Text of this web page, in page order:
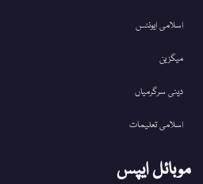
اسلامی ایونٹس
میگزین
دینی سرگرمیاں
اسلامی تعلیمات
موبائل ایپس